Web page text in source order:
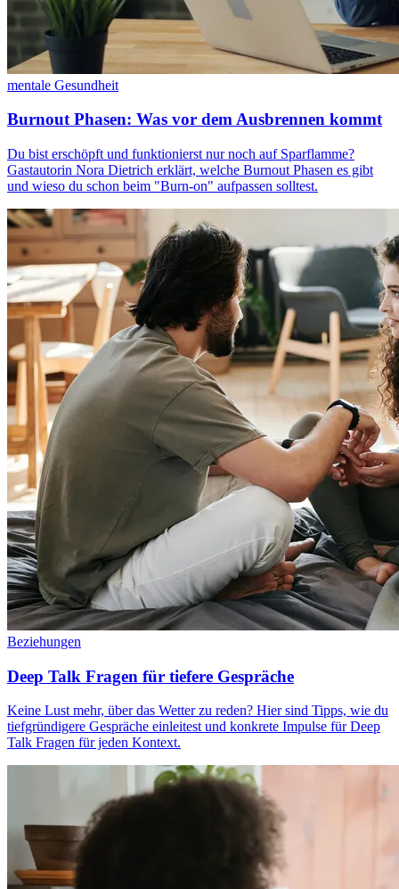
mentale Gesundheit
Burnout Phasen: Was vor dem Ausbrennen kommt
Du bist erschöpft und funktionierst nur noch auf Sparflamme?
Gastautorin Nora Dietrich erklärt, welche Burnout Phasen es gibt
und wieso du schon beim "Burn-on" aufpassen solltest.
Beziehungen
Deep Talk Fragen für tiefere Gespräche
Keine Lust mehr, über das Wetter zu reden? Hier sind Tipps, wie du
tiefgründigere Gespräche einleitest und konkrete Impulse für Deep
Talk Fragen für jeden Kontext.